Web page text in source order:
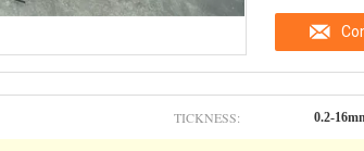
TICKNESS: 0.2-